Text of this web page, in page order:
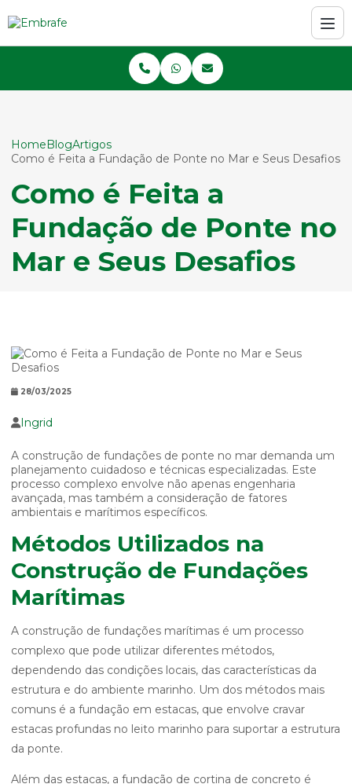
HomeBlogArtigos
Como é Feita a Fundação de Ponte no Mar e Seus Desafios
Como é Feita a
Fundação de Ponte no
Mar e Seus Desafios
28/03/2025
Ingrid
A construção de fundações de ponte no mar demanda um
planejamento cuidadoso e técnicas especializadas. Este
processo complexo envolve não apenas engenharia
avançada, mas também a consideração de fatores
ambientais e marítimos específicos.
Métodos Utilizados na
Construção de Fundações
Marítimas
A construção de fundações marítimas é um processo
complexo que pode utilizar diferentes métodos,
dependendo das condições locais, das características da
estrutura e do ambiente marinho. Um dos métodos mais
comuns é a fundação em estacas, que envolve cravar
estacas profundas no leito marinho para suportar a estrutura
da ponte.
Além das estacas, a fundação de cortina de concreto é